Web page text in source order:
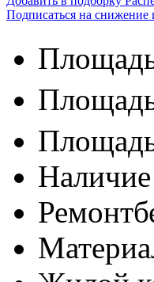
Подписаться на снижение
Ремонт